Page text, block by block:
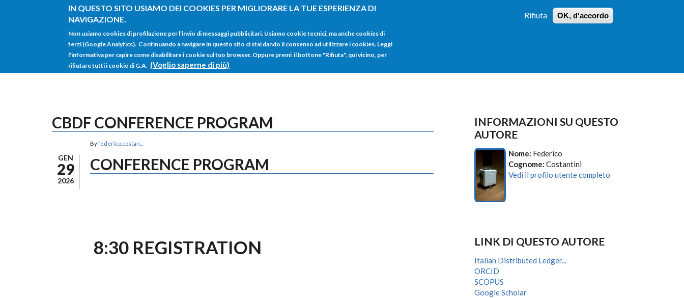
IN QUESTO SITO USIAMO DEI COOKIES PER MIGLIORARE LA TUE ESPERIENZA DI
NAVIGAZIONE.
Non usiamo cookies di profilazione per l'invio di messaggi pubblicitari. Usiamo cookie tecnici, ma anche cookies di
terzi (Google Analytics). Continuando a navigare in questo sito ci stai dando il consenso ad utilizzare i cookies. Leggi
l'informativa per capire come disabilitare i cookie sul tuo browser. Oppure premi il bottone "Rifiuta", qui vicino, per
rifiutare tutti i cookie di G.A. (Voglio saperne di più)
Rifiuta OK, d'accordo
Salta al contenuto principale
RICERCA
HOME
CBDF CONFERENCE PROGRAM
GEN
29
2026
Byfederico.costan...
CONFERENCE PROGRAM
8:30 REGISTRATION
INFORMAZIONI SU QUESTO
AUTORE
Nome: Federico
Cognome: Costantini
Vedi il profilo utente completo
LINK DI QUESTO AUTORE
Italian Distributed Ledger...
ORCID
SCOPUS
Google Scholar